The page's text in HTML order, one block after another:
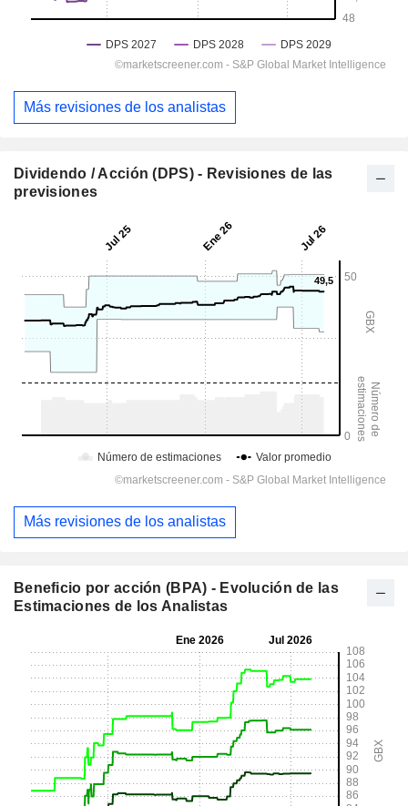
Más revisiones de los analistas
Dividendo / Acción (DPS) - Revisiones de las
previsiones
Más revisiones de los analistas
Beneficio por acción (BPA) - Evolución de las
Estimaciones de los Analistas